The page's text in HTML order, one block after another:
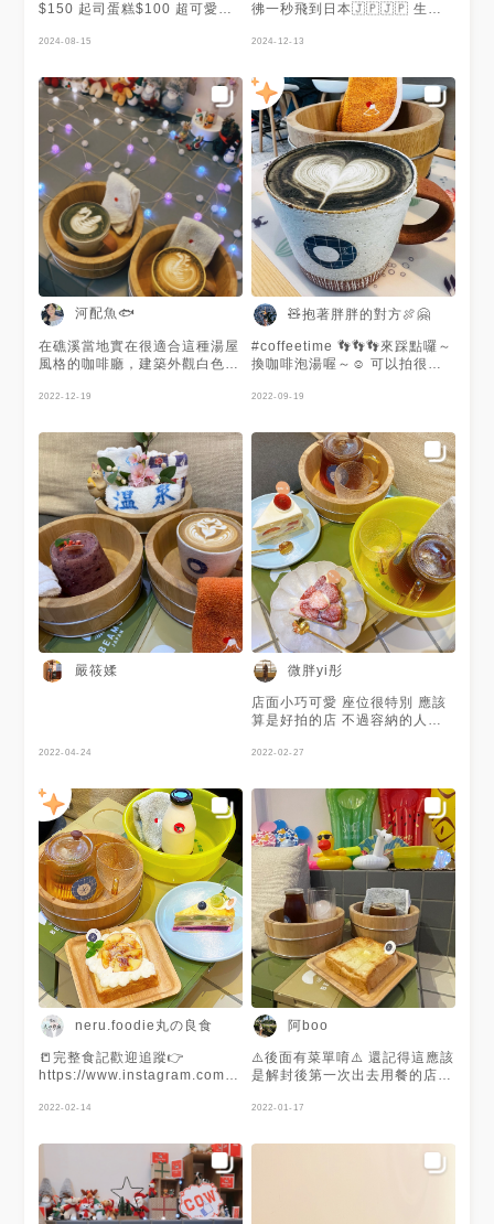
$150 起司蛋糕$100 超可愛的
一些日本造景 飲料會裝在木盆
吃，CP值很高 老闆態度也很
好，會詢問是否要幫忙拍照 來
礁溪玩可以把這邊排進行程 ✎
店家資訊 - - - - - - - - - - - - ▪️#
咖啡浴 FURO CAFE 📍宜蘭縣
礁溪鄉德陽街3號 ⏰10:00-
18:00 🚷周二.周三 #宜蘭推薦#
宜蘭景點#宜蘭下午茶#宜蘭美
食#宜蘭旅遊#宜蘭咖啡廳#甜點
#宜蘭蛋糕 #礁溪美食#礁溪旅遊
#礁溪景點#礁溪咖啡廳#礁溪推
薦美食#咖啡廳#咖啡#蛋糕
2024-08-15
彿一秒飛到日本🇯🇵🇯🇵 生吐
礁溪美食
2024-12-13
河配魚🐟
在礁溪當地實在很適合這種湯屋
風格的咖啡廳，建築外觀白色文
之外，連送上的餐點也用泡湯木
位區角落平台因應聖誕節，佈置
了聖誕小物，很可愛，也很適合
拍照。老闆和店員服務親切。
點了焙茶拿鐵、炭治郎拿鐵及原
味肉桂捲，焙茶拿鐵的茶香濃
郁；炭治郎拿鐵就是竹炭拿鐵，
竹炭味也滿重的；肉桂捲有三種
口味及兩種醬可挑選，選擇了焦
糖海鹽，淋醬處濕潤好吃，肉桂
味很香。 📝店名：咖啡浴
FURO CAFE 📍地址：宜蘭縣
礁溪鄉德陽街3號 ☎️電話：03
988 8056 ⏱營業時間：10:00-
17:00(週二、週三公休)
2022-12-19
🧸抱著胖胖的對方🍖🤗
#coffeetime 👣👣👣來踩點囉～
換咖啡泡湯喔～☺️ 可以拍很多
喝的柚系列咖啡😅殘念… #炭治
戚風蛋糕 #furo #furocafe
#cafe #coffeehouse
#coffeelovers #宜蘭咖啡廳 #
宜蘭甜點 #宜蘭礁溪 #礁溪
2022-09-19
嚴筱媃
2022-04-24
微胖yi彤
店面小巧可愛 座位很特別 應該
算是好拍的店 不過容納的人數
2022-02-27
neru.foodie丸の良食
📒完整食記歡迎追蹤👉
https://www.instagram.com/neru.foodie
https://goo.gl/maps/jdtSUNJEUgLjtyUA9
整部落格 🍰建議使用Chrome瀏
覽器或是電腦觀看 - 🏷 #台北美
食 #新北美食 #nerufoodie
2022-02-14
阿boo
⚠️後面有菜單唷⚠️ 還記得這應該
是解封後第一次出去用餐的店🥲
終於吃到好吃的吐司還有好吃的
🍞❤️btw #梅酒咖啡 很有特色！
- 📍梅酒咖啡 💰130 📍總統奶油
2022-01-17